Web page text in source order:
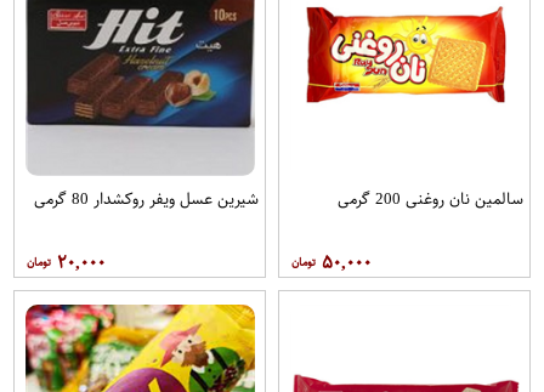
سالمین نان روغنی 200 گرمی
۵۰,۰۰۰
شیرین عسل ویفر روکشدار 80 گرمی
۲۰,۰۰۰